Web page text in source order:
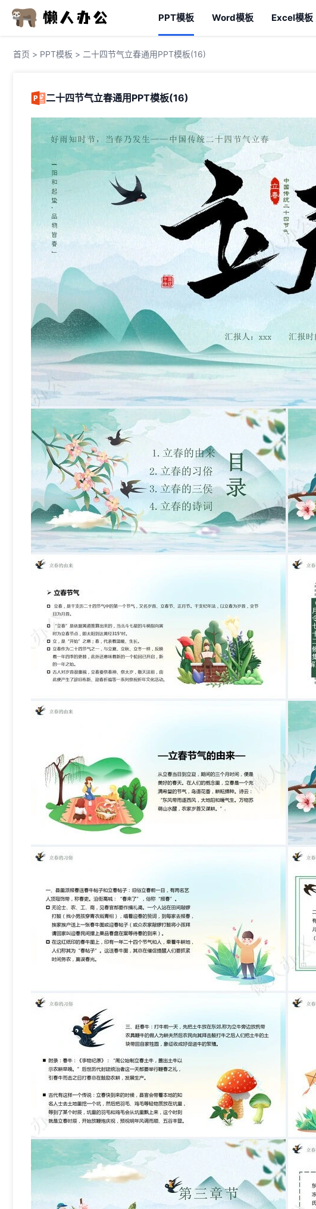
PPT模板 Word模板 Excel模板
首页 > PPT模板 > 二十四节气立春通用PPT模板(16)
二十四节气立春通用PPT模板(16)